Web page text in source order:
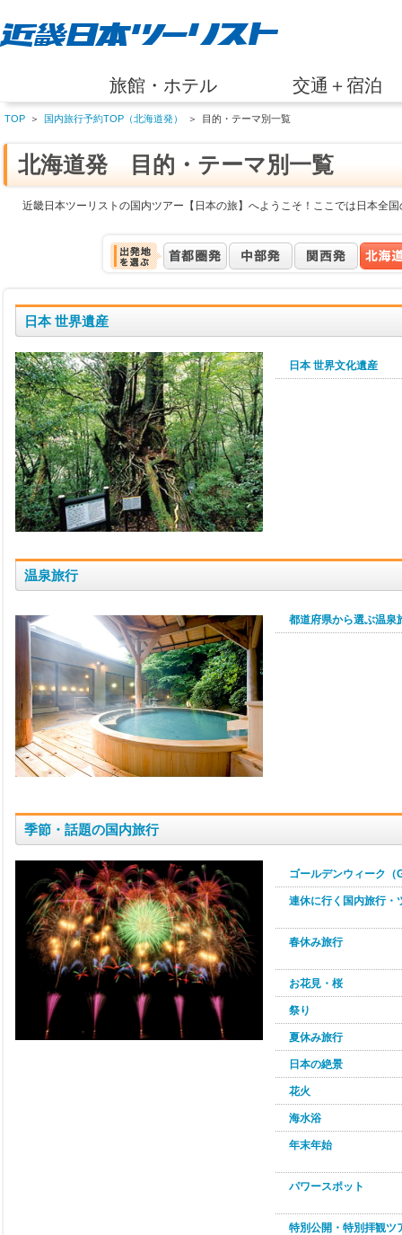
旅館・ホテル 交通＋宿泊
TOP ＞ 国内旅行予約TOP（北海道発） ＞ 目的・テーマ別一覧
北海道発 目的・テーマ別一覧
近畿日本ツーリストの国内ツアー【日本の旅】へようこそ！ここでは日本全
日本 世界遺産
日本 世界文化遺産
温泉旅行
都道府県から選ぶ温泉
季節・話題の国内旅行
ゴールデンウィーク（
連休に行く国内旅行・
春休み旅行
お花見・桜
祭り
夏休み旅行
日本の絶景
花火
海水浴
年末年始
パワースポット
特別公開・特別拝観ツ